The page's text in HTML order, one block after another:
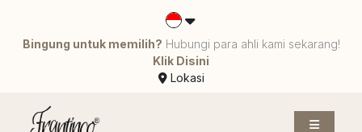
Bingung untuk memilih? Hubungi para ahli kami sekarang!
Klik Disini
Lokasi